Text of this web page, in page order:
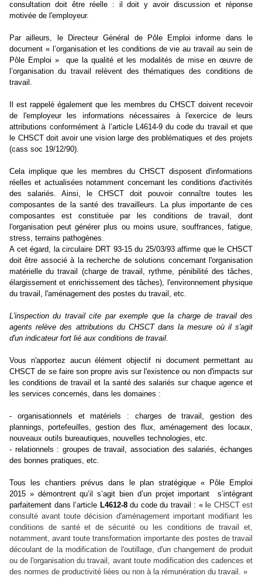
consultation doit être réelle : il doit y avoir discussion et réponse
motivée de l'employeur.
Par ailleurs, le Directeur Général de Pôle Emploi informe dans le
document « l’organisation et les conditions de vie au travail au sein de
Pôle Emploi »
que la qualité et les modalités de mise en œuvre de
l’organisation du travail relèvent des thématiques des conditions de
travail.
Il est rappelé également que les membres du CHSCT doivent recevoir
de l'employeur les informations nécessaires à l'exercice de leurs
attributions conformément à l’article L4614-9 du code du travail et que
le CHSCT doit avoir une vision large des problématiques et des projets
(cass soc 19/12/90).
Cela implique que les membres du CHSCT disposent d'informations
réelles et actualisées notamment concernant les conditions d'activités
des salariés. Ainsi, le CHSCT doit pouvoir connaître toutes les
composantes de la santé des travailleurs. La plus importante de ces
composantes est constituée par les conditions de travail, dont
l'organisation peut générer plus ou moins usure, souffrances, fatigue,
stress, terrains pathogènes.
A cet égard, la circulaire DRT 93-15 du 25/03/93 affirme que le CHSCT
doit être associé à la recherche de solutions concernant l'organisation
matérielle du travail (charge de travail, rythme, pénibilité des tâches,
élargissement et enrichissement des tâches), l'environnement physique
du travail, l'aménagement des postes du travail, etc.
L'inspection du travail cite par exemple que la charge de travail des
agents relève des attributions du CHSCT dans la mesure où il s'agit
d'un indicateur fort lié aux conditions de travail.
Vous n'apportez aucun élément objectif ni document permettant au
CHSCT de se faire son propre avis sur l'existence ou non d'impacts sur
les conditions de travail et la santé des salariés sur chaque agence et
les services concernés, dans les domaines :
- organisationnels et matériels : charges de travail, gestion des
plannings, portefeuilles, gestion des flux, aménagement des locaux,
nouveaux outils bureautiques, nouvelles technologies, etc.
- relationnels : groupes de travail, association des salariés, échanges
des bonnes pratiques, etc.
Tous les chantiers prévus dans le plan stratégique « Pôle Emploi
2015 » démontrent qu’il s’agit bien d’un projet important
s’intégrant
parfaitement dans l’article L4612-8du code du travail : « l e CHSCT est
consulté avant toute décision d'aménagement important modifiant les
conditions de santé et de sécurité ou les conditions de travail et,
notamment, avant toute transformation importante des postes de travail
découlant de la modification de l'outillage, d'un changement de produit
ou de l'organisation du travail, avant toute modification des cadences et
des normes de productivité liées ou non à la rémunération du travail. »